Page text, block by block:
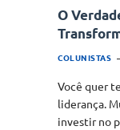
O
COLUNISTAS
Você quer
liderança.
investir no